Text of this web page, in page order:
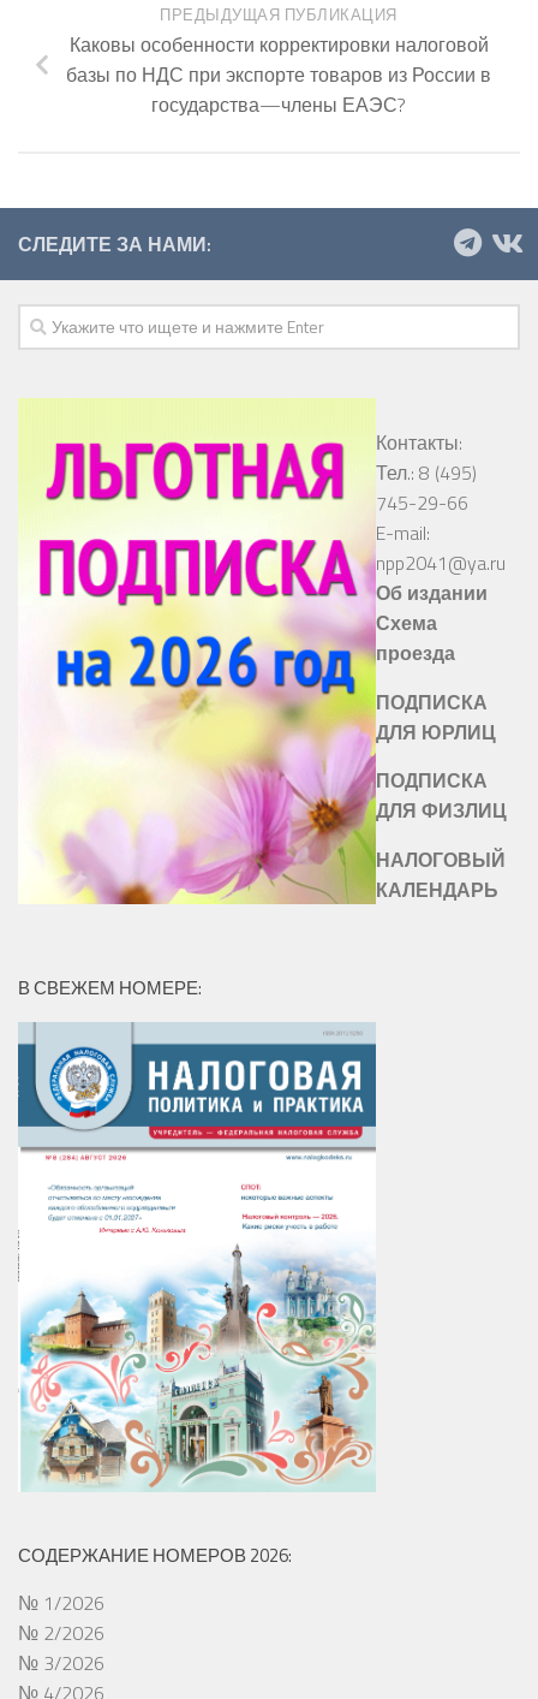
ПРЕДЫДУЩАЯ ПУБЛИКАЦИЯ
Каковы особенности корректировки налоговой
базы по НДС при экспорте товаров из России в
государства—члены ЕАЭС?
СЛЕДИТЕ ЗА НАМИ:
Контакты:
Тел.: 8 (495)
745-29-66
E-mail:
npp2041@ya.ru
Об издании
Схема
проезда
ПОДПИСКА
ДЛЯ ЮРЛИЦ
ПОДПИСКА
ДЛЯ ФИЗЛИЦ
НАЛОГОВЫЙ
КАЛЕНДАРЬ
В СВЕЖЕМ НОМЕРЕ:
СОДЕРЖАНИЕ НОМЕРОВ 2026:
№ 1/2026
№ 2/2026
№ 3/2026
№ 4/2026